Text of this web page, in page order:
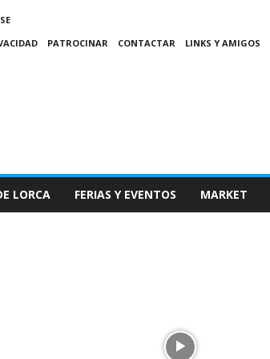
PATROCINAR CONTACTAR LINKS Y AMIGOS
LORCA FERIAS Y EVENTOS MARKET